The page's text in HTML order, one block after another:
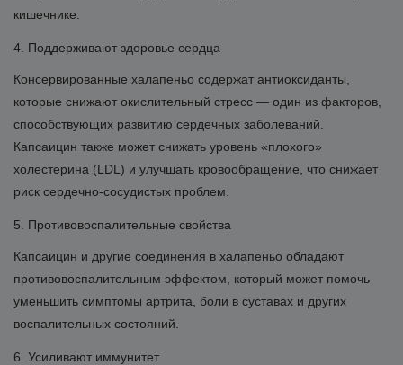
кишечнике.
4. Поддерживают здоровье сердца
Консервированные халапеньо содержат антиоксиданты,
которые снижают окислительный стресс — один из факторов,
способствующих развитию сердечных заболеваний.
Капсаицин также может снижать уровень «плохого»
холестерина (LDL) и улучшать кровообращение, что снижает
риск сердечно-сосудистых проблем.
5. Противовоспалительные свойства
Капсаицин и другие соединения в халапеньо обладают
противовоспалительным эффектом, который может помочь
уменьшить симптомы артрита, боли в суставах и других
воспалительных состояний.
6. Усиливают иммунитет